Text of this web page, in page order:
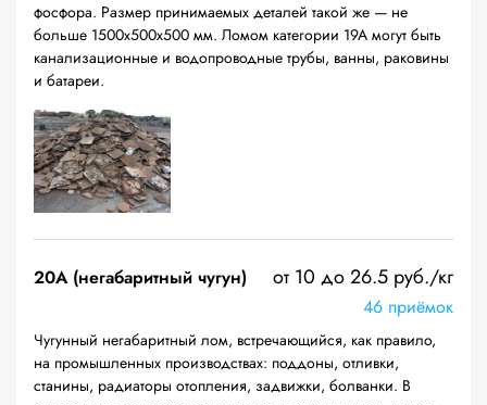
фосфора. Размер принимаемых деталей такой же — не
больше 1500х500х500 мм. Ломом категории 19А могут быть
канализационные и водопроводные трубы, ванны, раковины
и батареи.
20A (негабаритный чугун) от 10 до 26.5 руб./кг
46 приёмок
Чугунный негабаритный лом, встречающийся, как правило,
на промышленных производствах: поддоны, отливки,
станины, радиаторы отопления, задвижки, болванки. В